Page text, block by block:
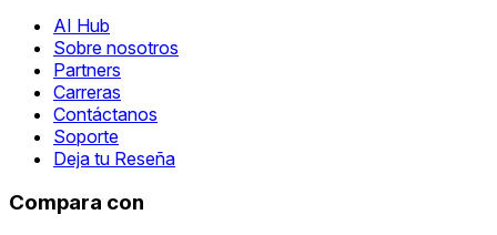
AI Hub
Sobre nosotros
Partners
Carreras
Contáctanos
Soporte
Deja tu Reseña
Compara con